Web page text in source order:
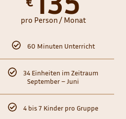
pro Person / Monat
60 Minuten Unterricht
34 Einheiten im Zeitraum
September – Juni
4 bis 7 Kinder pro Gruppe